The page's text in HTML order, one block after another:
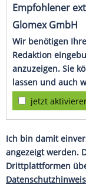
Empfohlener
Glomex GmbH
Wir benötigen
Redaktion
anzuzeigen. Sie
lassen und auch
jetzt
Ich bin damit
angezeigt werden.
Drittplattformen